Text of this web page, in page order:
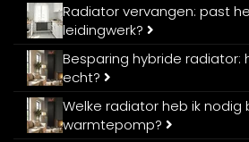
Radiator vervangen: past
leidingwerk?
Besparing hybride radiator:
echt?
Welke radiator heb ik nodig
warmtepomp?